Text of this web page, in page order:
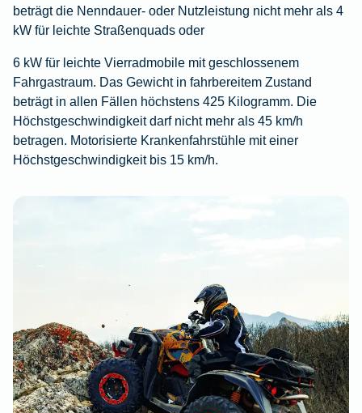
beträgt die Nenndauer- oder Nutzleistung nicht mehr als 4
kW für leichte Straßenquads oder
6 kW für leichte Vierradmobile mit geschlossenem
Fahrgastraum. Das Gewicht in fahrbereitem Zustand
beträgt in allen Fällen höchstens 425 Kilogramm. Die
Höchstgeschwindigkeit darf nicht mehr als 45 km/h
betragen. Motorisierte Krankenfahrstühle mit einer
Höchstgeschwindigkeit bis 15 km/h.